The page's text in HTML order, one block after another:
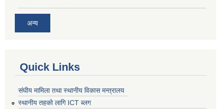
अन्य
Quick Links
संघीय मामिला तथा स्थानीय विकास मन्त्रालय
स्थानीय तहको लागि ICT ब्लग